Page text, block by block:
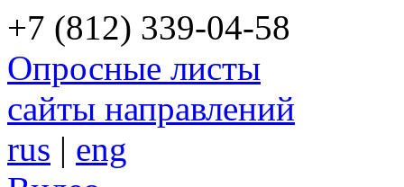
+7 (812) 339-04-58
Опросные листы
сайты направлений
rus | eng